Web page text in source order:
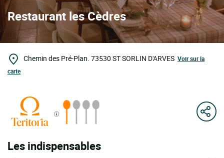
Restaurant les Cèdres
Chemin des Pré-Plan. 73530 ST SORLIN D'ARVES Voir sur la
carte
Les indispensables